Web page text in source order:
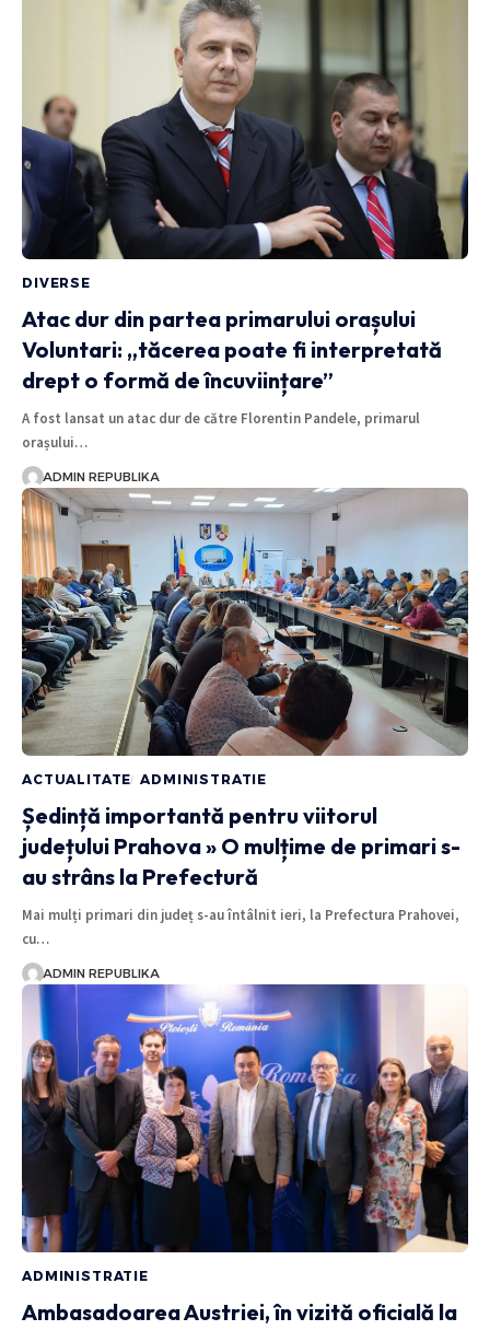
DIVERSE
Atac dur din partea primarului orașului
Voluntari: „tăcerea poate fi interpretată
drept o formă de încuviințare”
A fost lansat un atac dur de către Florentin Pandele, primarul
orașului…
ADMIN REPUBLIKA
ACTUALITATE ADMINISTRATIE
Ședință importantă pentru viitorul
județului Prahova » O mulțime de primari s-
au strâns la Prefectură
Mai mulți primari din județ s-au întâlnit ieri, la Prefectura Prahovei,
cu…
ADMIN REPUBLIKA
ADMINISTRATIE
Ambasadoarea Austriei, în vizită oficială la